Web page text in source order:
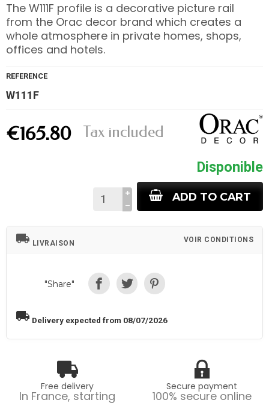
The W111F profile is a decorative picture rail
from the Orac decor brand which creates a
whole atmosphere in private homes, shops,
offices and hotels.
REFERENCE
W111F
€165.80 Tax included
Disponible
ADD TO CART
local_shipping LIVRAISON VOIR CONDITIONS
"Share"
local_shipping Delivery expected from 08/07/2026
Free delivery
In France, starting
Secure payment
100% secure online